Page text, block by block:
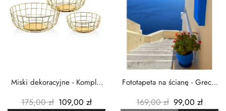
Miski dekoracyjne - Komplet
175,00 zł 109,00 zł
Fototapeta na ścianę - Grecja
169,00 zł 99,00 zł